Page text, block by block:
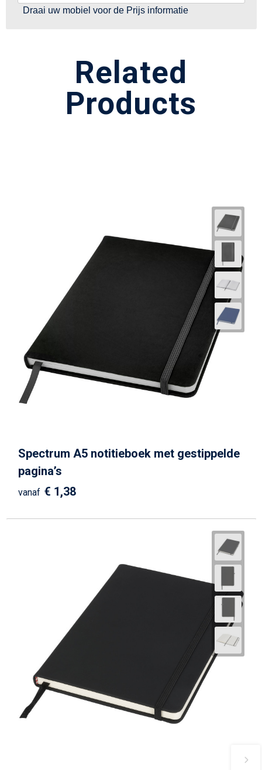
Draai uw mobiel voor de Prijs informatie
Related
Products
Spectrum A5 notitieboek met gestippelde
pagina’s
vanaf € 1,38